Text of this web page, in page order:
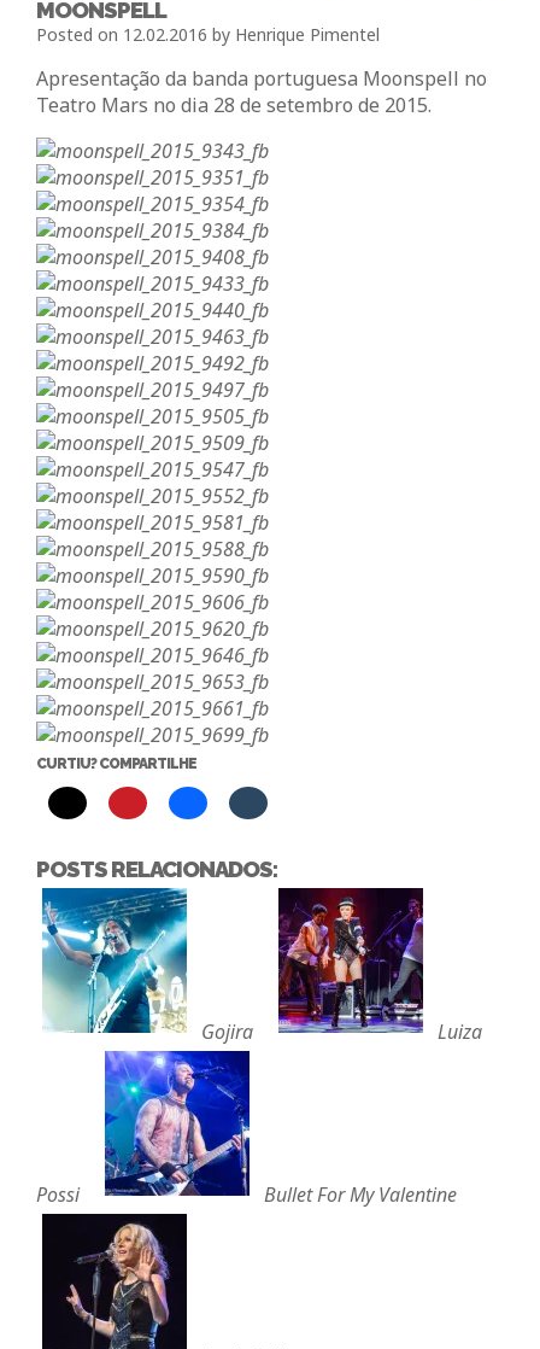
MOONSPELL
Posted on 12.02.2016 by Henrique Pimentel
Apresentação da banda portuguesa Moonspell no
Teatro Mars no dia 28 de setembro de 2015.
CURTIU? COMPARTILHE
POSTS RELACIONADOS:
Gojira Luiza
Possi Bullet For My Valentine